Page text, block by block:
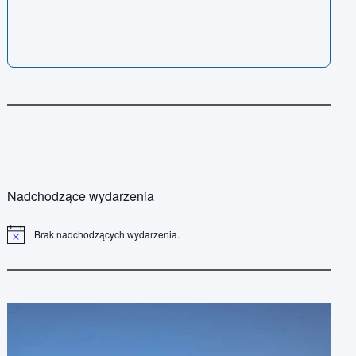
Nadchodzące wydarzenia
P
d
Brak nadchodzących wydarzenia.